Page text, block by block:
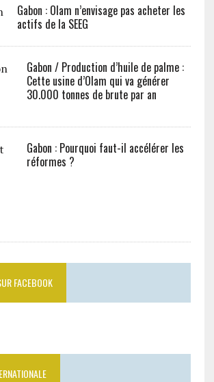
Gabon : Olam n’envisage pas acheter les
actifs de la SEEG
Gabon / Production d’huile de palme :
Cette usine d’Olam qui va générer
30.000 tonnes de brute par an
Gabon : Pourquoi faut-il accélérer les
réformes ?
FACEBOOK